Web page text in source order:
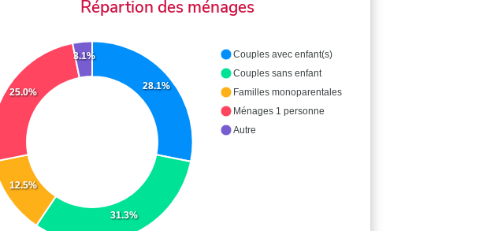
Répartion des ménages
28.1%
31.3%
12.5%
25.0%
3.1%
Couples avec enfant(s)
Couples sans enfant
Familles monoparentales
Ménages 1 personne
Autre